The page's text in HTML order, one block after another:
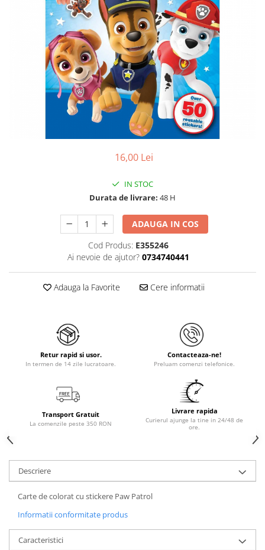
16,00 Lei
IN STOC
Durata de livrare: 48 H
ADAUGA IN COS
Cod Produs: E355246
Ai nevoie de ajutor? 0734740441
Adauga la Favorite Cere informatii
Retur rapid si usor.
In termen de 14 zile lucratoare.
Contacteaza-ne!
Preluam comenzi telefonice.
Transport Gratuit
La comenzile peste 350 RON
Livrare rapida
Curierul ajunge la tine in 24/48 de
ore.
Descriere
Carte de colorat cu stickere Paw Patrol
Informatii conformitate produs
Caracteristici